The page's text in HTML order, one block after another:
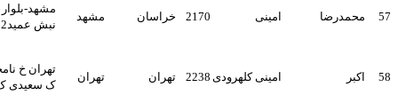
امینی 2170 خراسان مشهد
مشهد-بلوار سجاد - سجاد 20 -
نبش عمید12 پ 26
امینی کلهرودی 2238 تهران تهران
تهران خ نامجو ایستگاه کاشیها
ک سعیدی ک کریمی پ4